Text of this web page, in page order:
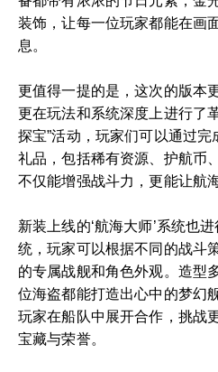
装饰，让每一位玩家都能在画
息。
更值得一提的是，这次的版本
更在玩法和系统深度上进行了
探宝”活动，玩家们可以通过
礼品，包括稀有资源、护航币
不仅能增强战斗力，更能让航
新装上线的‘航海大师’系统也
统，玩家可以根据不同的战斗
的专属战舰和角色外观。造型
位海盗都能打造出心中的梦幻
玩家在船队中展开合作，挑战
宝藏与荣誉。